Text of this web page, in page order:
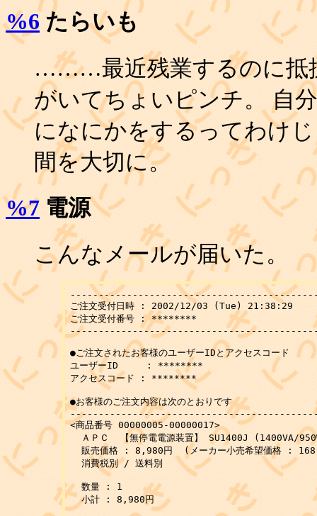
%6 たらいも
………最近残業するのに抵
がいてちょいピンチ。 自
になにかをするってわけ
間を大切に。
%7 電源
こんなメールが届いた。
ご注文受付日時 : 2002/12/03 (Tue) 21:38:29
ご注文受付番号 : ********
●ご注文されたお客様のユーザーIDとアクセスコード
ユーザーID     : ********
アクセスコード : ********
●お客様のご注文内容は次のとおりです
<商品番号 00000005-00000017>
ＡＰＣ  【無停電電源装置】 SU1400J (1400VA/
販売価格 : 8,980円  (メーカー小売希望価格 :
  消費税別 / 送料別
  数量 : 1
  小計 : 8,980円